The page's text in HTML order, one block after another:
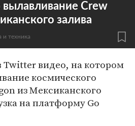
Crew
залива
и техника
Twitter видео, на котором
космического
из Мексиканского
на платформу Go